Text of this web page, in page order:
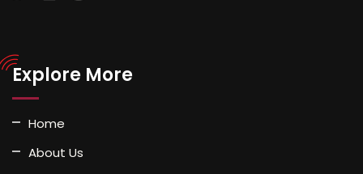
Explore More
Home
About Us